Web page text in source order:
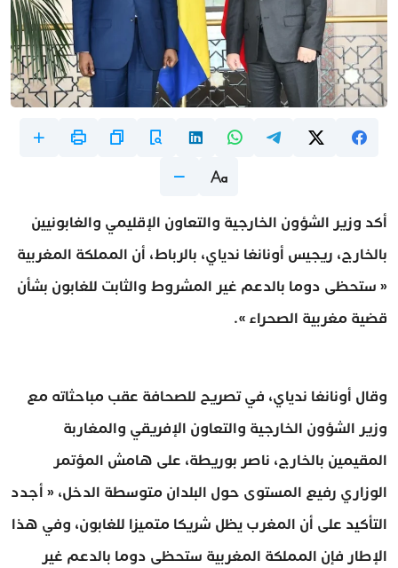
أكد وزير الشؤون الخارجية والتعاون الإقليمي والغابونيين
بالخارج، ريجيس أونانغا ندياي، بالرباط، أن المملكة المغربية
« ستحظى دوما بالدعم غير المشروط والثابت للغابون بشأن
قضية مغربية الصحراء ».
وقال أونانغا ندياي، في تصريح للصحافة عقب مباحثاته مع
وزير الشؤون الخارجية والتعاون الإفريقي والمغاربة
المقيمين بالخارج، ناصر بوريطة، على هامش المؤتمر
الوزاري رفيع المستوى حول البلدان متوسطة الدخل، « أجدد
التأكيد على أن المغرب يظل شريكا متميزا للغابون، وفي هذا
الإطار فإن المملكة المغربية ستحظى دوما بالدعم غير